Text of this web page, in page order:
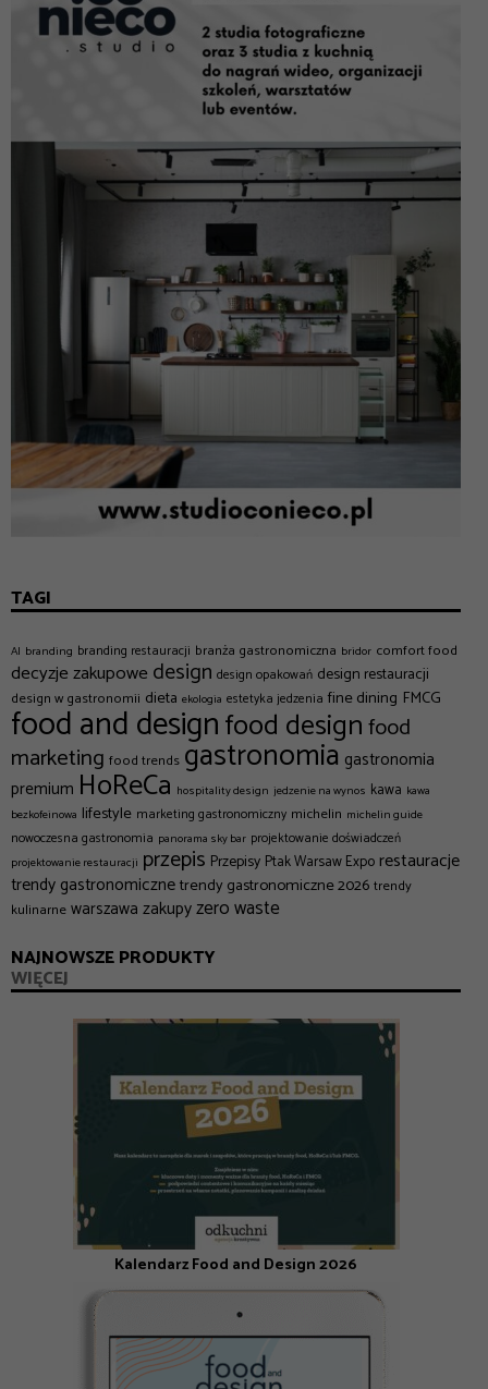
TAGI
AI branding branding restauracji branża gastronomiczna bridor comfort food
decyzje zakupowe design design opakowań design restauracji
design w gastronomii dieta ekologia estetyka jedzenia fine dining FMCG
food and designfood designfood
marketing food trends gastronomia gastronomia
premium HoReCa hospitality design jedzenie na wynos kawa kawa
bezkofeinowa lifestyle marketing gastronomiczny michelin michelin guide
nowoczesna gastronomia panorama sky bar projektowanie doświadczeń
projektowanie restauracji przepis Przepisy Ptak Warsaw Exporestauracje
trendy gastronomicznetrendy gastronomiczne 2026trendy
kulinarnewarszawa zakupyzero waste
NAJNOWSZE PRODUKTY
WIĘCEJ
Kalendarz Food and Design 2026